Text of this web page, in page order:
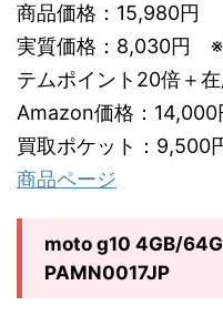
商品価格：15,980円
実質価格：8,030円
テムポイント20倍＋
Amazon価格：14,000
買取ポケット：9,500
商品ページ
moto g10 4GB/
PAMN0017JP